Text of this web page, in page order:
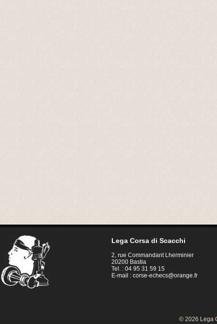
Lega Corsa di Scacchi
2, rue Commandant Lherminier
20200 Bastia
Tel. : 04 95 31 59 15
E-mail :corse-echecs@orange.fr
© 2026 Lega